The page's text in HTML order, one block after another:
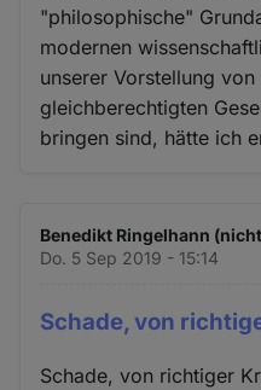
"philosophische"
modernen
unserer Vorstellung
gleichberechtigten
bringen sind, hätte ich
Benedikt Ringelhann
Do. 5 Sep 2019 - 15:14
Schade, von
Schade, von richtiger